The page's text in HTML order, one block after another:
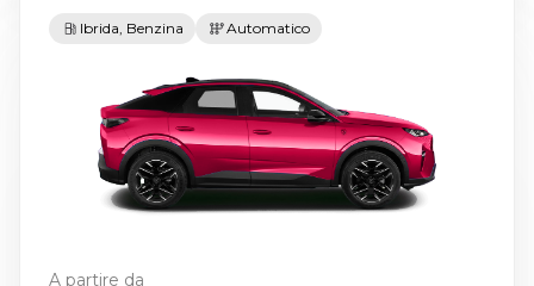
Ibrida, Benzina Automatico
A partire da